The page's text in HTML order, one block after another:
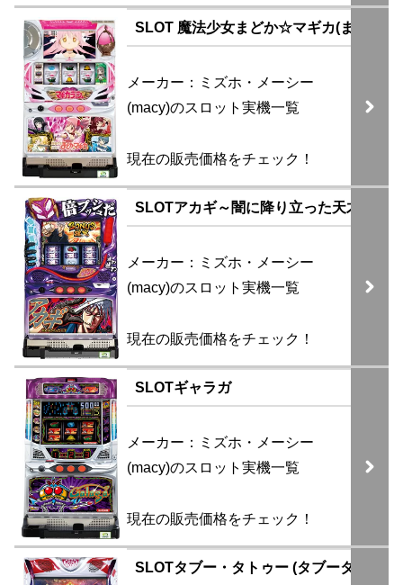
SLOT 魔法少女まどか☆マギカ(まどマギ
メーカー：ミズホ・メーシー
(macy)のスロット実機一覧
現在の販売価格をチェック！
SLOTアカギ～闇に降り立った天才～
メーカー：ミズホ・メーシー
(macy)のスロット実機一覧
現在の販売価格をチェック！
SLOTギャラガ
メーカー：ミズホ・メーシー
(macy)のスロット実機一覧
現在の販売価格をチェック！
SLOTタブー・タトゥー (タブータトゥー)